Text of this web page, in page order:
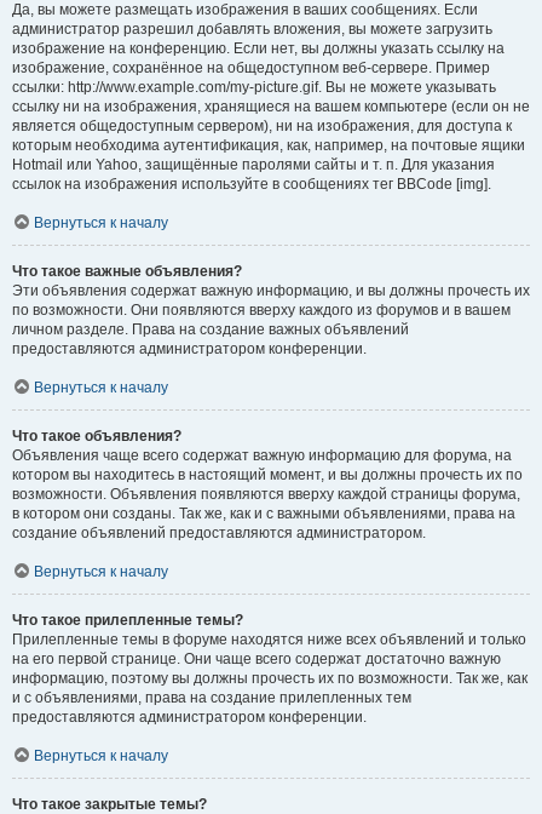
Да, вы можете размещать изображения в ваших сообщениях. Если
администратор разрешил добавлять вложения, вы можете загрузить
изображение на конференцию. Если нет, вы должны указать ссылку на
изображение, сохранённое на общедоступном веб-сервере. Пример
ссылки: http://www.example.com/my-picture.gif. Вы не можете указывать
ссылку ни на изображения, хранящиеся на вашем компьютере (если он не
является общедоступным сервером), ни на изображения, для доступа к
которым необходима аутентификация, как, например, на почтовые ящики
Hotmail или Yahoo, защищённые паролями сайты и т. п. Для указания
ссылок на изображения используйте в сообщениях тег BBCode [img].
Вернуться к началу
Что такое важные объявления?
Эти объявления содержат важную информацию, и вы должны прочесть их
по возможности. Они появляются вверху каждого из форумов и в вашем
личном разделе. Права на создание важных объявлений
предоставляются администратором конференции.
Вернуться к началу
Что такое объявления?
Объявления чаще всего содержат важную информацию для форума, на
котором вы находитесь в настоящий момент, и вы должны прочесть их по
возможности. Объявления появляются вверху каждой страницы форума,
в котором они созданы. Так же, как и с важными объявлениями, права на
создание объявлений предоставляются администратором.
Вернуться к началу
Что такое прилепленные темы?
Прилепленные темы в форуме находятся ниже всех объявлений и только
на его первой странице. Они чаще всего содержат достаточно важную
информацию, поэтому вы должны прочесть их по возможности. Так же, как
и с объявлениями, права на создание прилепленных тем
предоставляются администратором конференции.
Вернуться к началу
Что такое закрытые темы?